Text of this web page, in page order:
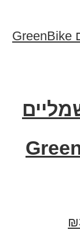
₪